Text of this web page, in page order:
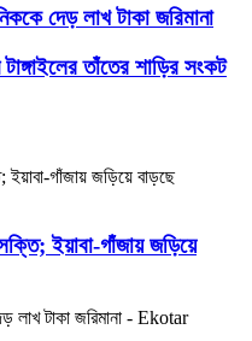
দেড় লাখ টাকা জরিমানা
তাঁতের শাড়ির সংকট
ইয়াবা-গাঁজায় জড়িয়ে